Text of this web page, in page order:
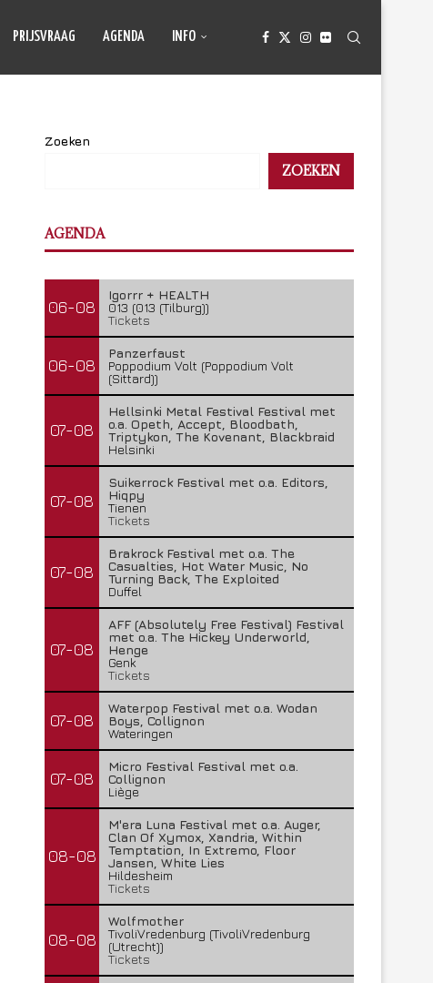
PRIJSVRAAG AGENDA INFO
Zoeken
ZOEKEN
AGENDA
06-08
Igorrr + HEALTH
013 (013 (Tilburg))
Tickets
06-08
Panzerfaust
Poppodium Volt (Poppodium Volt
(Sittard))
07-08
Hellsinki Metal Festival Festival met
o.a. Opeth, Accept, Bloodbath,
Triptykon, The Kovenant, Blackbraid
Helsinki
07-08
Suikerrock Festival met o.a. Editors,
Hiqpy
Tienen
Tickets
07-08
Brakrock Festival met o.a. The
Casualties, Hot Water Music, No
Turning Back, The Exploited
Duffel
07-08
AFF (Absolutely Free Festival) Festival
met o.a. The Hickey Underworld,
Henge
Genk
Tickets
07-08
Waterpop Festival met o.a. Wodan
Boys, Collignon
Wateringen
07-08
Micro Festival Festival met o.a.
Collignon
Liège
08-08
M'era Luna Festival met o.a. Auger,
Clan Of Xymox, Xandria, Within
Temptation, In Extremo, Floor
Jansen, White Lies
Hildesheim
Tickets
08-08
Wolfmother
TivoliVredenburg (TivoliVredenburg
(Utrecht))
Tickets